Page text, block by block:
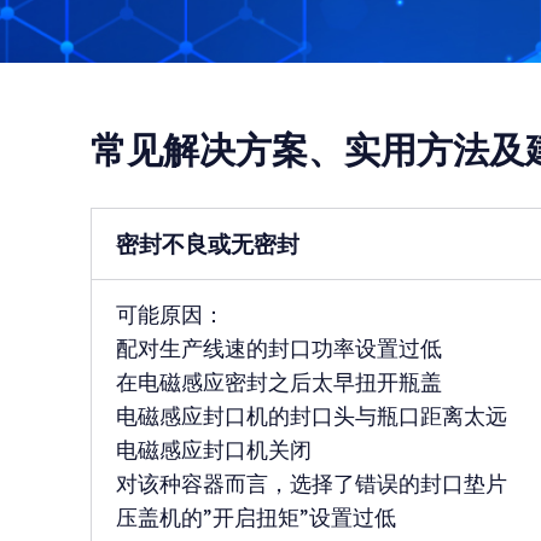
常见解决方案、实用方法及
密封不良或无密封
可能原因：
配对生产线速的封口功率设置过低
在电磁感应密封之后太早扭开瓶盖
电磁感应封口机的封口头与瓶口距离太远
电磁感应封口机关闭
对该种容器而言，选择了错误的封口垫片
压盖机的”开启扭矩”设置过低